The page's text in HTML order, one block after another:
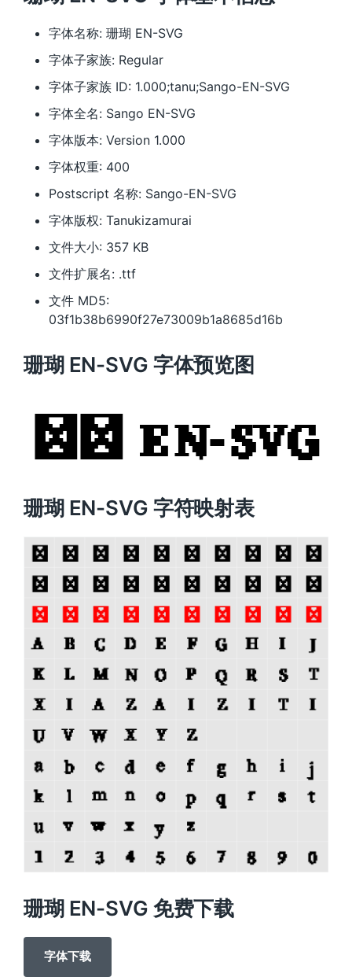
字体名称: 珊瑚 EN-SVG
字体子家族: Regular
字体子家族 ID: 1.000;tanu;Sango-EN-SVG
字体全名: Sango EN-SVG
字体版本: Version 1.000
字体权重: 400
Postscript 名称: Sango-EN-SVG
字体版权: Tanukizamurai
文件大小: 357 KB
文件扩展名: .ttf
文件 MD5:
03f1b38b6990f27e73009b1a8685d16b
珊瑚 EN-SVG 字体预览图
珊瑚 EN-SVG 字符映射表
珊瑚 EN-SVG 免费下载
字体下载